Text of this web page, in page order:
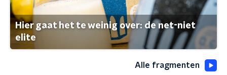
Hier gaat het te weinig over: de net-niet
elite
Alle fragmenten